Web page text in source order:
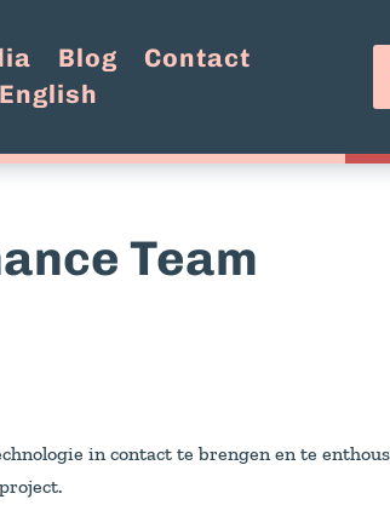
Blog
Contact
English
Team
in contact te brengen en te